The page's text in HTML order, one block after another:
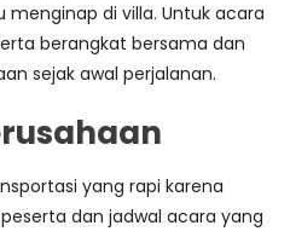
di villa. Untuk acara
berangkat bersama dan
sejak awal perjalanan.
yang rapi karena
dan jadwal acara yang